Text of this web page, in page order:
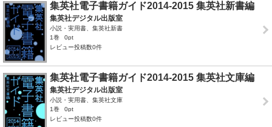
集英社電子書籍ガイド2014‐2015 集英社新書編
集英社デジタル出版室
小説・実用書、集英社新書
1巻
0pt
レビュー投稿数0件
集英社電子書籍ガイド2014-2015 集英社文庫編
集英社デジタル出版室
小説・実用書、集英社文庫
1巻
0pt
レビュー投稿数0件